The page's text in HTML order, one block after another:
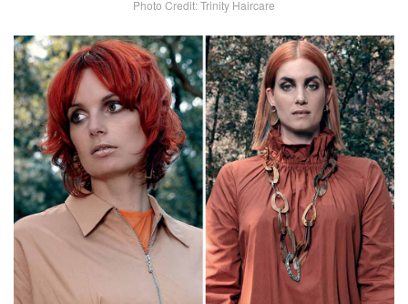
Photo Credit: Trinity Haircare